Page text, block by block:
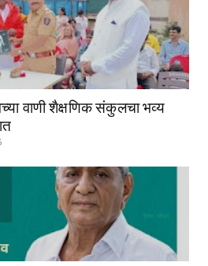
वाणी शैक्षणिक संकुलचा भव्य